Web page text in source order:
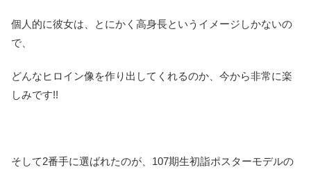
個人的に彼女は、とにかく高身長というイメージしかないの
で、
どんなヒロイン像を作り出してくれるのか、今から非常に楽
しみです!!
そして2番手に選ばれたのが、107期生初詣ポスターモデルの